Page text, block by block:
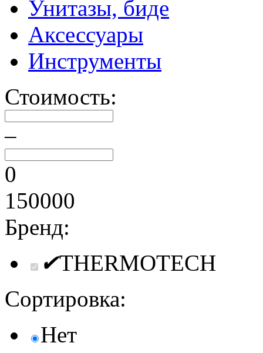
Унитазы, биде
Аксессуары
Инструменты
Стоимость:
–
0
150000
Бренд:
✔THERMOTECH
Сортировка:
Нет